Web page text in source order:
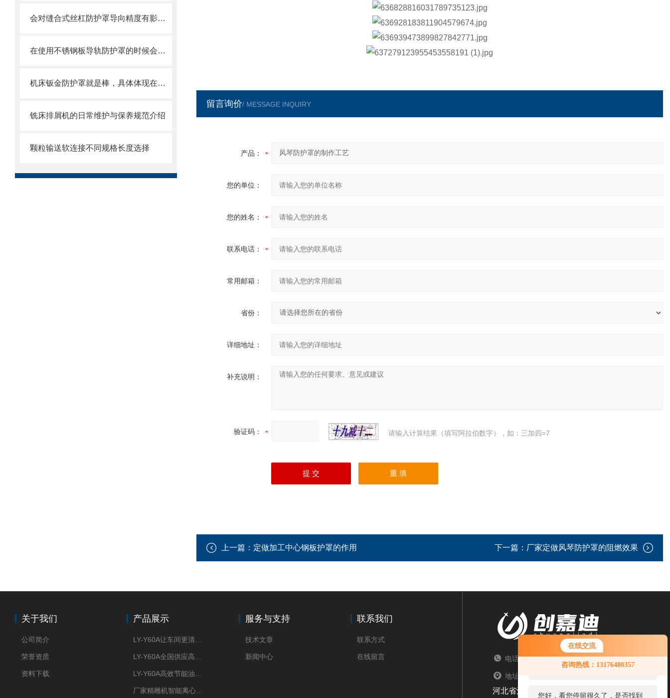
在线交流
咨询热线：13176480357
您好！欢迎前来咨询，很高兴为您
服务，请问您要咨询什么问题呢？
您好，看您停留很久了，是否找到
会对缝合式丝杠防护罩导向精度有影响的因素都有哪些？
在使用不锈钢板导轨防护罩的时候会有哪几种效果呢？
机床钣金防护罩就是棒，具体体现在哪些方面呢
铣床排屑机的日常维护与保养规范介绍
颗粒输送软连接不同规格长度选择
留言询价/ MESSAGE INQUIRY
产品：
您的单位：
您的姓名：
联系电话：
常用邮箱：
省份：
详细地址：
补充说明：
验证码： 请输入计算结果（填写阿拉伯数字），如：三加四=7
上一篇： 定做加工中心钢板护罩的作用 下一篇： 厂家定做风琴防护罩的阻燃效果
关于我们
公司简介
荣誉资质
资料下载
产品展示 服务与支持
技术文章
新闻中心
联系我们
联系方式
在线留言 电话：TEL
地址：ADDRESS
河北省沧州市盐山县常庄乡大卢村文明路北21号